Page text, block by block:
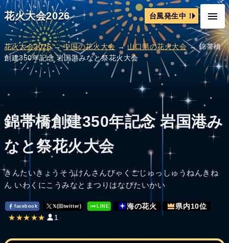
花火大会2026 台風発生中！
花火大会2026→中国の花火大会 →山口県の花火大会→ 錦帯橋
創建350年記念 岩国港みなと祭花火大会
錦帯橋創建350年記念 岩国港み
なと祭花火大会
きんたいきょうそうけんさんびゃくごじゅっしゅうねんきね
ん いわくにこうみなとまつりはなびたいかい
facebook 𝕏(旧twitter) LINE 海の花火 県内10位
★★★★★ 1